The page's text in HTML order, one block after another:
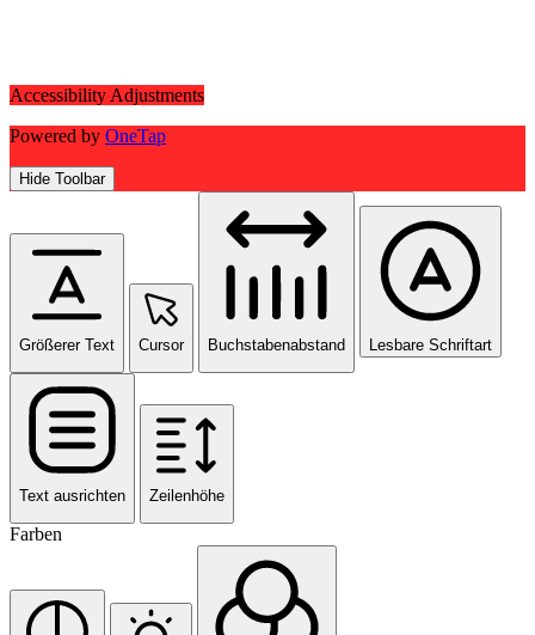
Accessibility Adjustments
Powered by OneTap
Hide Toolbar
Größerer Text Cursor Buchstabenabstand Lesbare Schriftart
Text ausrichten Zeilenhöhe
Farben